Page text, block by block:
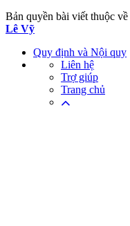
Bản quyền bài viết thuộc về
Lê Vỹ
Quy định và Nội quy
Liên hệ
Trợ giúp
Trang chủ